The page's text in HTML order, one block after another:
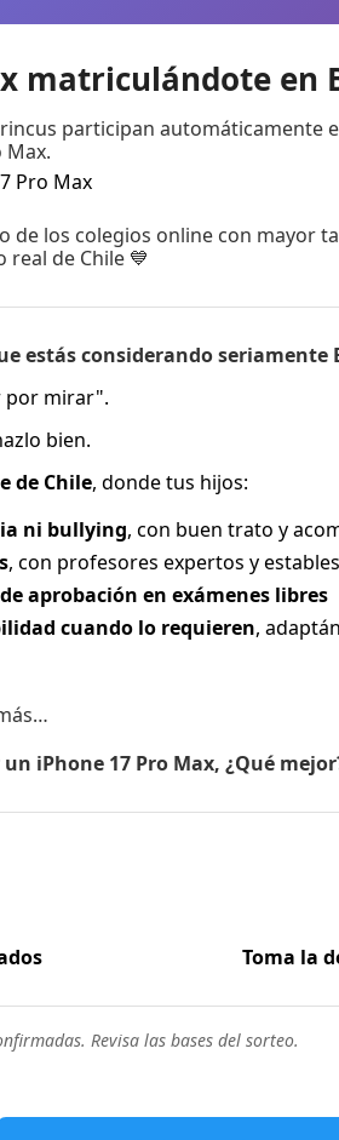
de la experiencia educativa
sentir alivio inmediato.
después de decidir
de estar convencidos de haber
bastante común.
matriculándote en
participan automáticamente
Max.
los colegios online con mayor
de Chile 💙
estás considerando seriamente
por mirar".
bien.
de Chile, donde tus hijos:
ni bullying, con buen trato y
, con profesores expertos y estables
aprobación en exámenes libres
cuando lo requieren,
iPhone 17 Pro Max, ¿Qué
Toma la
Revisa las bases del sorteo.